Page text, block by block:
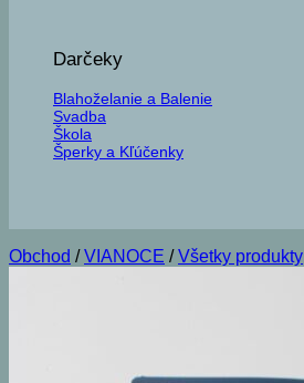
Darčeky
Blahoželanie a Balenie
Svadba
Škola
Šperky a Kľúčenky
Obchod / VIANOCE / Všetky produkty